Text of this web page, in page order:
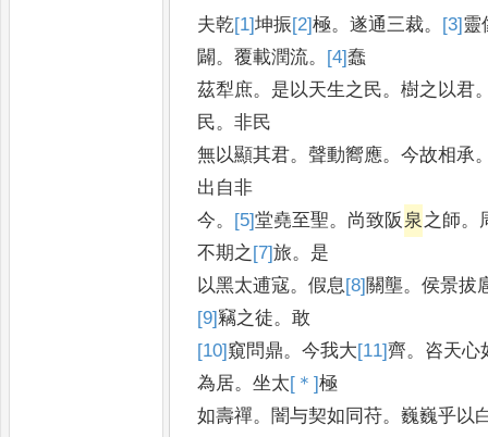
夫乾[1]坤振[2]極。遂通三裁。 [3] 靈
闢。覆載潤流。 [4]蠢
茲犁庶。 是以天生之民。樹之以君
民。非民
無以顯其君。聲動嚮應。今故相承
出自非
今。 [5]堂堯至聖。 尚致阪 泉 之師。
不期之 [7]旅。 是
以黑太逋寇。假息[8] 關壟。侯景拔
[9]竊之徒。敢
[10] 窺問鼎。今我大[11]齊。 咨天心
為居。坐太[＊]極
如壽禪。 闇与契如同苻。巍巍乎以